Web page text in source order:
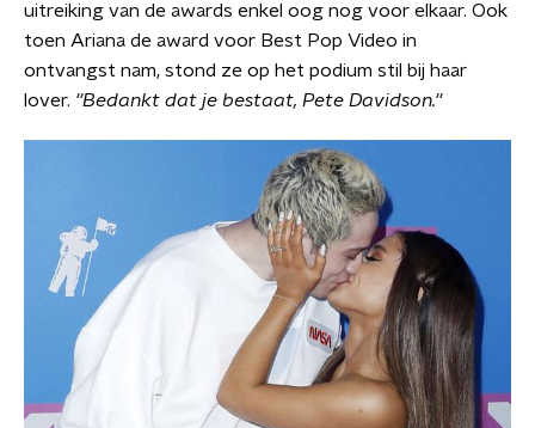
uitreiking van de awards enkel oog nog voor elkaar. Ook
toen Ariana de award voor Best Pop Video in
ontvangst nam, stond ze op het podium stil bij haar
lover. ''Bedankt dat je bestaat, Pete Davidson.''